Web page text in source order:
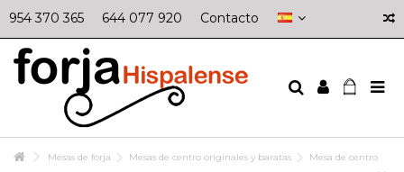
954 370 365 644 077 920 Contacto
Mesas de forja Mesas de centro originales y baratas
Mesa de centro